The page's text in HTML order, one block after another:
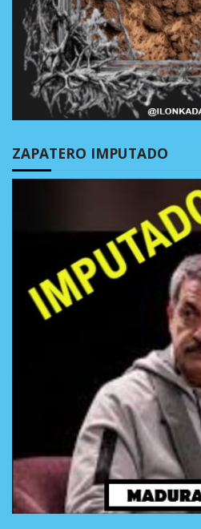
ZAPATERO IMPUTADO